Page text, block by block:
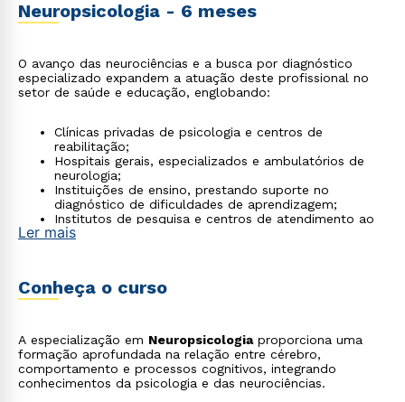
Neuropsicologia - 6 meses
O avanço das neurociências e a busca por diagnóstico
especializado expandem a atuação deste profissional no
setor de saúde e educação, englobando:
Clínicas privadas de psicologia e centros de
reabilitação;
Hospitais gerais, especializados e ambulatórios de
neurologia;
Instituições de ensino, prestando suporte no
diagnóstico de dificuldades de aprendizagem;
Institutos de pesquisa e centros de atendimento ao
idoso.
Ler mais
Conheça o curso
A especialização em Neuropsicologiaproporciona uma
formação aprofundada na relação entre cérebro,
comportamento e processos cognitivos, integrando
conhecimentos da psicologia e das neurociências.